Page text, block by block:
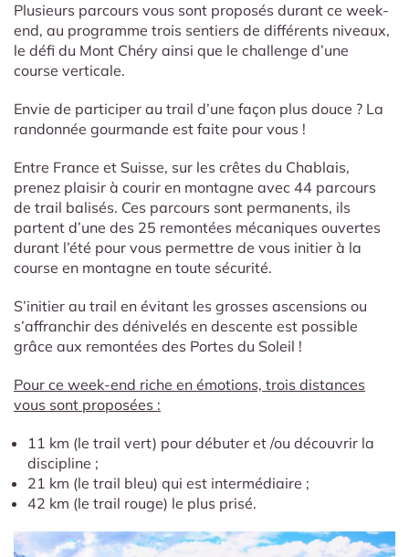
Plusieurs parcours vous sont proposés durant ce week-
end, au programme trois sentiers de différents niveaux,
le défi du Mont Chéry ainsi que le challenge d’une
course verticale.
Envie de participer au trail d’une façon plus douce ? La
randonnée gourmande est faite pour vous !
Entre France et Suisse, sur les crêtes du Chablais,
prenez plaisir à courir en montagne avec 44 parcours
de trail balisés. Ces parcours sont permanents, ils
partent d’une des 25 remontées mécaniques ouvertes
durant l’été pour vous permettre de vous initier à la
course en montagne en toute sécurité.
S’initier au trail en évitant les grosses ascensions ou
s’affranchir des dénivelés en descente est possible
grâce aux remontées des Portes du Soleil !
Pour ce week-end riche en émotions, trois distances
vous sont proposées :
11 km (le trail vert) pour débuter et /ou découvrir la
discipline ;
21 km (le trail bleu) qui est intermédiaire ;
42 km (le trail rouge) le plus prisé.